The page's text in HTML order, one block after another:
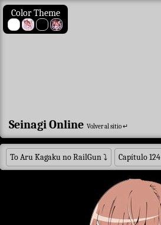
Color Theme
Seinagi Online Volver al sitio ↵
To Aru Kagaku no RailGun⤵ Capítulo 124